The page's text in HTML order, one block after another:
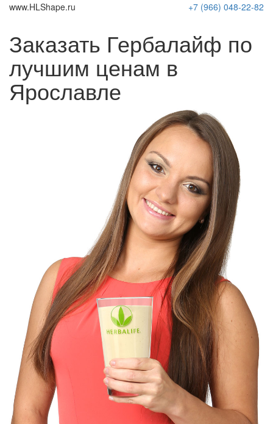
www.HLShape.ru +7 (966) 048-22-82
Заказать Гербалайф по
лучшим ценам в
Ярославле